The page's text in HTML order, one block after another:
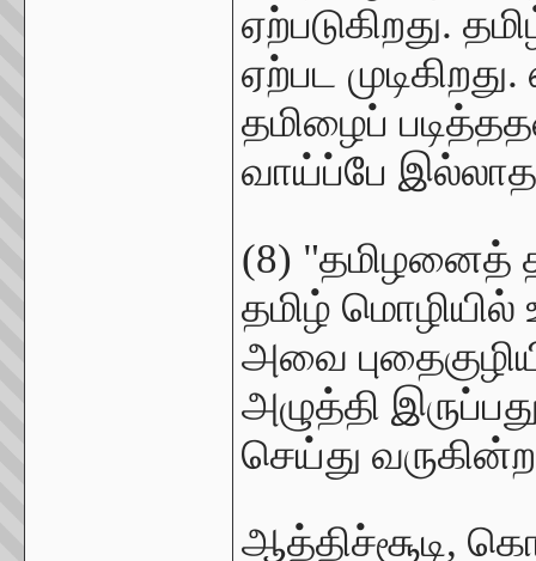
ஏற்படுகிறது.
ஏற்பட
தமிழைப்
வாய்ப்பே
(8) "தமிழனைத்
தமிழ்
அவை
அழுத்தி
செய்து
ஆத்திச்சூடி,